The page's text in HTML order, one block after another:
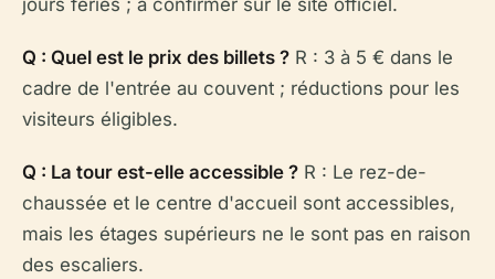
jours fériés ; à confirmer sur le site officiel.
Q : Quel est le prix des billets ? R : 3 à 5 € dans le
cadre de l'entrée au couvent ; réductions pour les
visiteurs éligibles.
Q : La tour est-elle accessible ? R : Le rez-de-
chaussée et le centre d'accueil sont accessibles,
mais les étages supérieurs ne le sont pas en raison
des escaliers.